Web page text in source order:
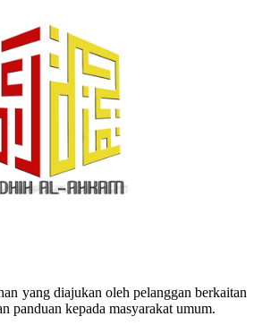
yang diajukan oleh pelanggan berkaitan
panduan kepada masyarakat umum.